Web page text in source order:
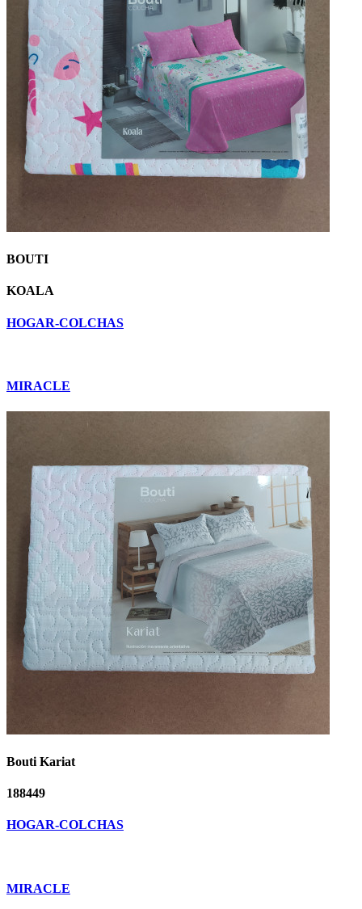
BOUTI
KOALA
HOGAR-COLCHAS
MIRACLE
Bouti Kariat
188449
HOGAR-COLCHAS
MIRACLE